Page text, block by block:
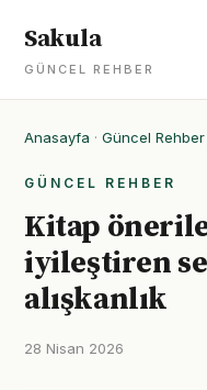
Sakula
GÜNCEL REHBER
Anasayfa · Güncel Rehber
GÜNCEL REHBER
Kitap
iyileştiren
alışkanlık
28 Nisan 2026